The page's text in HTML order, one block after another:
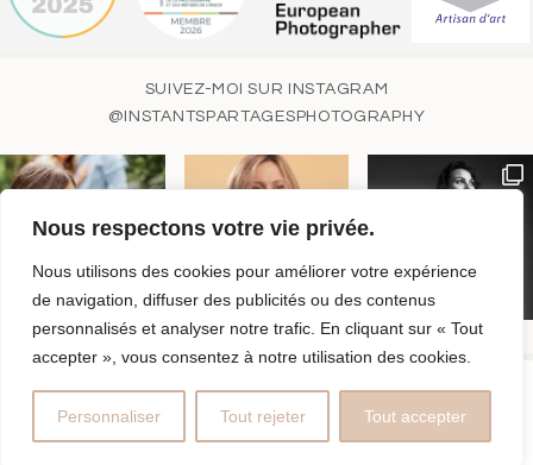
Nous respectons votre vie privée.
Nous utilisons des cookies pour améliorer votre expérience
de navigation, diffuser des publicités ou des contenus
personnalisés et analyser notre trafic. En cliquant sur « Tout
accepter », vous consentez à notre utilisation des cookies.
Personnaliser Tout rejeter Tout accepter
SUIVEZ-MOI SUR INSTAGRAM
@INSTANTSPARTAGESPHOTOGRAPHY
752 322 156 000 15 |
MENTIONS LÉGALES | PROPHOTO
BLOGSITE
| BYTHE DESIGN SPACE CO.